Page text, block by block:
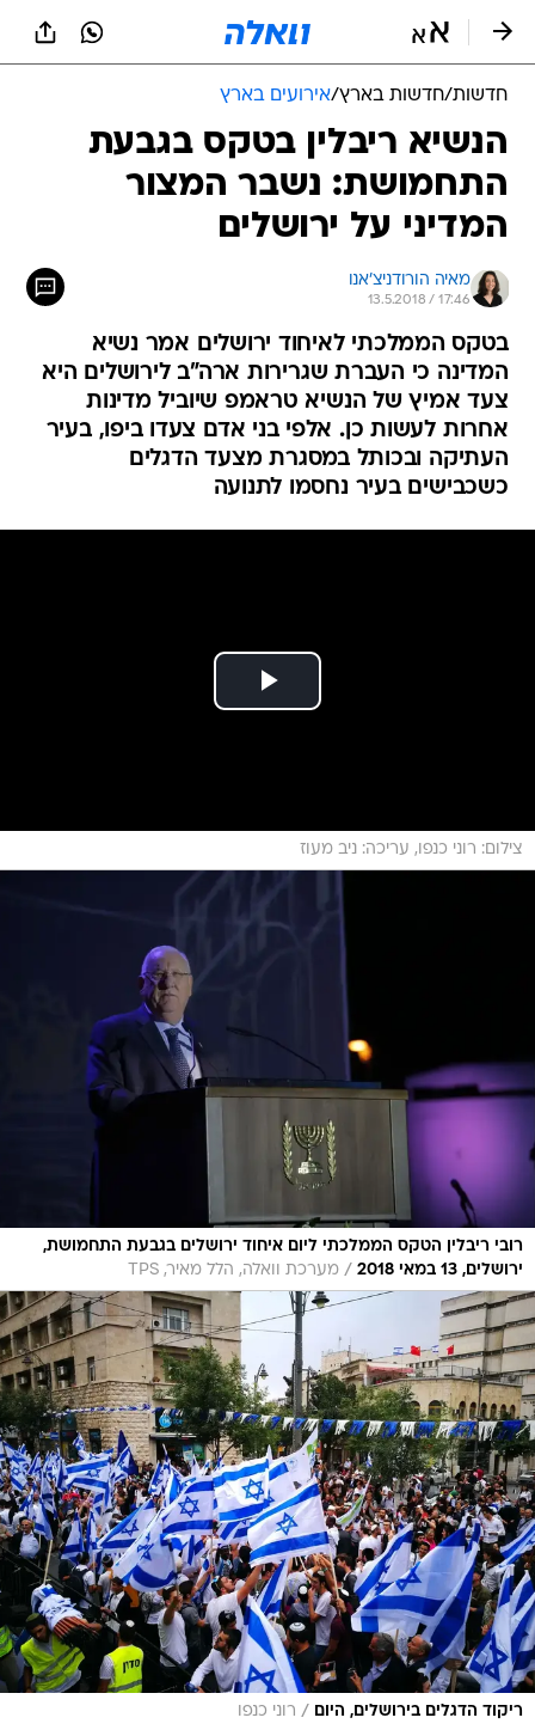
חדשות/חדשות בארץ/אירועים בארץ
הנשיא ריבלין בטקס בגבעת
התחמושת: נשבר המצור
המדיני על ירושלים
מאיה הורודניצ'אנו
13.5.2018 / 17:46
בטקס הממלכתי לאיחוד ירושלים אמר נשיא
המדינה כי העברת שגרירות ארה"ב לירושלים היא
צעד אמיץ של הנשיא טראמפ שיוביל מדינות
אחרות לעשות כן. אלפי בני אדם צעדו ביפו, בעיר
העתיקה ובכותל במסגרת מצעד הדגלים
כשכבישים בעיר נחסמו לתנועה
צילום: רוני כנפו, עריכה: ניב מעוז
רובי ריבלין הטקס הממלכתי ליום איחוד ירושלים בגבעת התחמושת,
ירושלים, 13 במאי 2018
/ מערכת וואלה, הלל מאיר, TPS
ריקוד הדגלים בירושלים, היום / רוני כנפו